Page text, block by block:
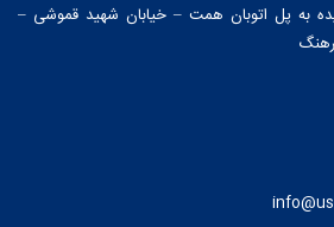
به پل اتوبان همت – خیابان شهید قموشی –